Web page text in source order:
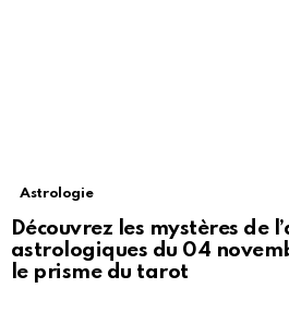
Astrologie
Découvrez les mystères de
astrologiques du 04
le prisme du tarot